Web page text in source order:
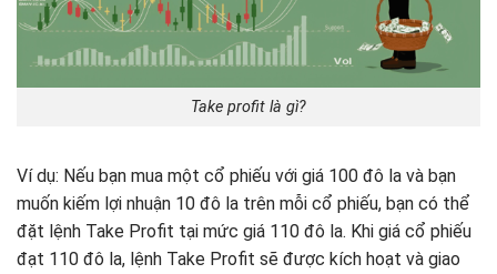
Take profit là gì?
Ví dụ: Nếu bạn mua một cổ phiếu với giá 100 đô la và bạn
muốn kiếm lợi nhuận 10 đô la trên mỗi cổ phiếu, bạn có thể
đặt lệnh Take Profit tại mức giá 110 đô la. Khi giá cổ phiếu
đạt 110 đô la, lệnh Take Profit sẽ được kích hoạt và giao